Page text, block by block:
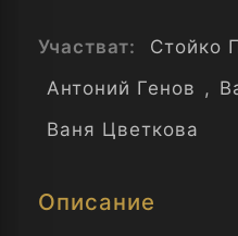
Участват: Стойко
Антоний Генов ,
Ваня Цветкова
Описание